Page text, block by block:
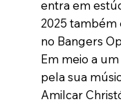
entra em
2025 também
no Bangers
Em meio a
pela sua
Amilcar